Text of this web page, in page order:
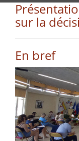
sur la
En bref